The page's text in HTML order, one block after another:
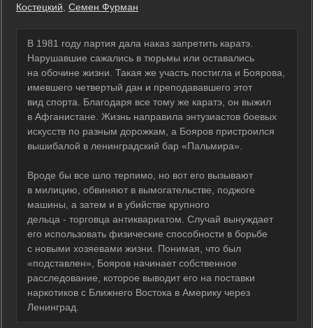
Костецкий Семен Фурман
В 1981 году партия дала наказ запретить каратэ.
Нарушавшие сажались в тюрьмы или оставались
на обочине жизни. Такая же участь постигла и Боярова,
имевшего четвертый дан и преподававшего этот
вид спорта. Благодаря все тому же каратэ, он выжил
в Афганистане. Жизнь направила энтузиастов боевых
искусств по разным дорожкам, а Бояров пристроился
вышибалой в ленинградский бар «Пальмира».
Вроде бы все шло терпимо, но вот его вызывают
в милицию, обвиняют в вымогательстве, поджоге
машины, а затем и в убийстве крупного
дельца - торговца антиквариатом. Случай вынуждает
его использовать физические способности в борьбе
с новыми хозяевами жизни. Понимая, что был
«подставлен», Бояров начинает собственное
расследование, которое выводит его на поставки
наркотиков с Ближнего Востока в Америку через
Ленинград.